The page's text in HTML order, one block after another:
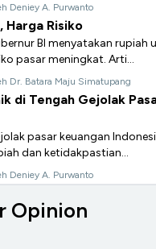
Deniey A. Purwanto
Harga Risiko
BI menyatakan rupiah
pasar meningkat. Arti...
Dr. Batara Maju Simatupang
di Tengah Gejolak
pasar keuangan
dan ketidakpastian...
Deniey A. Purwanto
Opinion